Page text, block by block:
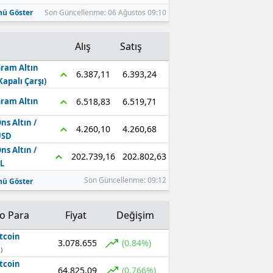
Göster Son Güncellenme: 06 Ağustos 09:10
Alış Satış
Altın
Çarşı)
6.387,11 6.393,24
Altın 6.518,83 6.519,71
Altın /
4.260,10 4.260,68
Altın /
202.739,16 202.802,63
Göster Son Güncellenme: 09:12
Para Fiyat Değişim
3.078.655 (0.84%)
64.825,09 (0.766%)